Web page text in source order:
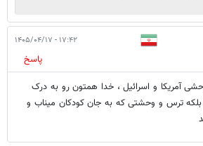
۱۷:۴۲ - ۱۴۰۵/۰۴/۱۷
پاسخ
آمریکا و اسرائیل ، خدا همتون رو به درک
بلکه ترس و وحشتی که به جان کودکان میناب و